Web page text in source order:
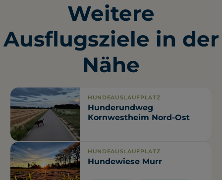
Weitere
Ausflugsziele in der
Nähe
HUNDEAUSLAUFPLATZ
Hunderundweg
Kornwestheim Nord-Ost
HUNDEAUSLAUFPLATZ
Hundewiese Murr